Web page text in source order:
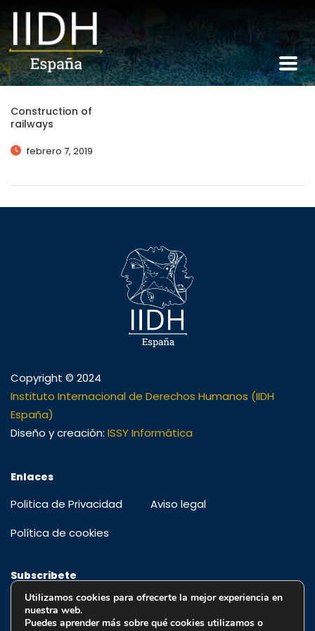
Construction of
railways
febrero 7, 2019
Copyright © 2024
Instituto Internacional de Derechos Humanos (IIDH
España)
Diseño y creación: ISSY Informática
Enlaces
Politica de Privacidad
Aviso legal
Política de cookies
Subscribete
Regístrese para recibir alertas, ofertas especiales y
educación y actualizaciones
Utilizamos cookies para ofrecerte la mejor experiencia en
nuestra web.
Puedes aprender más sobre qué cookies utilizamos o